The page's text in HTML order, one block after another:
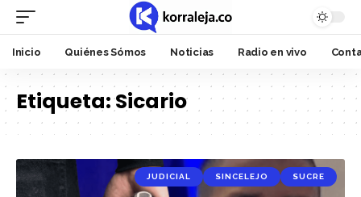
Inicio Quiénes Sómos Noticias Radio en vivo
Etiqueta:Sicario
JUDICIAL SINCELEJO SUCRE